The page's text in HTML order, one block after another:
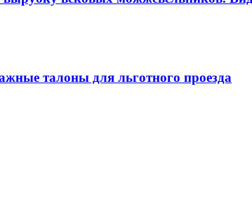
талоны для льготного проезда